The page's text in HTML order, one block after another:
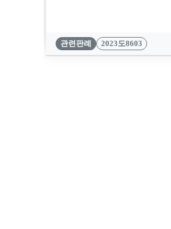
관련판례 2023도8603